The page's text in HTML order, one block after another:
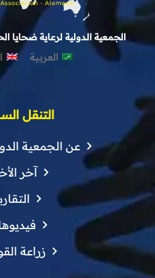
الجمعية الدولية لرعاية ضحايا
العربية
التنقل
عن الجمعية
آخر
زراعة